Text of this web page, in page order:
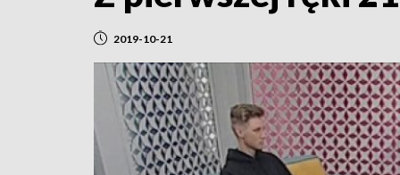
2019-10-21